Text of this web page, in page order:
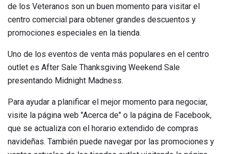
de los Veteranos son un buen momento para visitar el
centro comercial para obtener grandes descuentos y
promociones especiales en la tienda.
Uno de los eventos de venta más populares en el centro
outlet es After Sale Thanksgiving Weekend Sale
presentando Midnight Madness.
Para ayudar a planificar el mejor momento para negociar,
visite la página web "Acerca de" o la página de Facebook,
que se actualiza con el horario extendido de compras
navideñas. También puede navegar por las promociones y